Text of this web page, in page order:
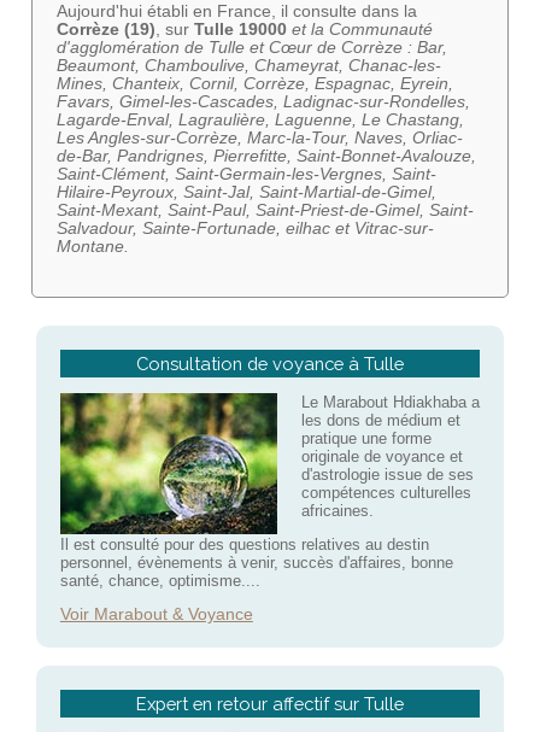
Aujourd'hui établi en France, il consulte dans la
Corrèze (19) , sur Tulle 19000et la Communauté
d'agglomération de Tulle et Cœur de Corrèze : Bar,
Beaumont, Chamboulive, Chameyrat, Chanac-les-
Mines, Chanteix, Cornil, Corrèze, Espagnac, Eyrein,
Favars, Gimel-les-Cascades, Ladignac-sur-Rondelles,
Lagarde-Enval, Lagraulière, Laguenne, Le Chastang,
Les Angles-sur-Corrèze, Marc-la-Tour, Naves, Orliac-
de-Bar, Pandrignes, Pierrefitte, Saint-Bonnet-Avalouze,
Saint-Clément, Saint-Germain-les-Vergnes, Saint-
Hilaire-Peyroux, Saint-Jal, Saint-Martial-de-Gimel,
Saint-Mexant, Saint-Paul, Saint-Priest-de-Gimel, Saint-
Salvadour, Sainte-Fortunade, eilhac et Vitrac-sur-
Montane.
Consultation de voyance à Tulle
Le Marabout Hdiakhaba a
les dons de médium et
pratique une forme
originale de voyance et
d'astrologie issue de ses
compétences culturelles
africaines.
Il est consulté pour des questions relatives au destin
personnel, évènements à venir, succès d'affaires, bonne
santé, chance, optimisme....
Voir Marabout & Voyance
Expert en retour affectif sur Tulle